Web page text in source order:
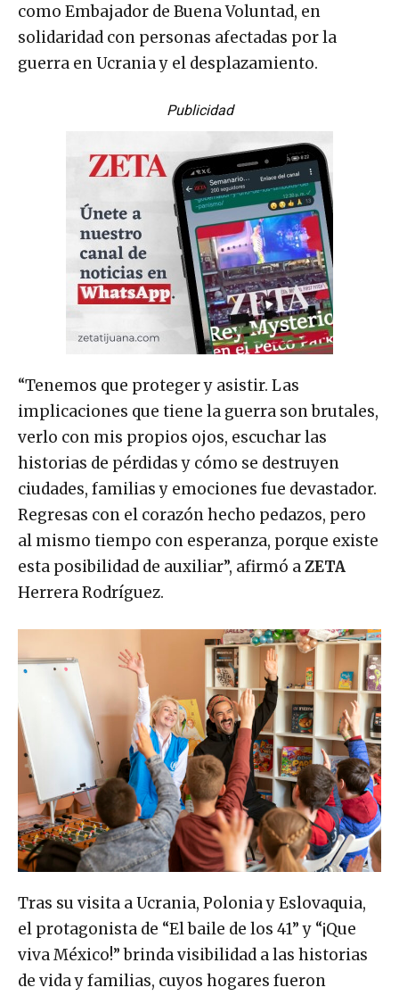
como Embajador de Buena Voluntad, en
solidaridad con personas afectadas por la
guerra en Ucrania y el desplazamiento.
Publicidad
“Tenemos que proteger y asistir. Las
implicaciones que tiene la guerra son brutales,
verlo con mis propios ojos, escuchar las
historias de pérdidas y cómo se destruyen
ciudades, familias y emociones fue devastador.
Regresas con el corazón hecho pedazos, pero
al mismo tiempo con esperanza, porque existe
esta posibilidad de auxiliar”, afirmó aZETA
Herrera Rodríguez.
Tras su visita a Ucrania, Polonia y Eslovaquia,
el protagonista de “El baile de los 41” y “¡Que
viva México!” brinda visibilidad a las historias
de vida y familias, cuyos hogares fueron